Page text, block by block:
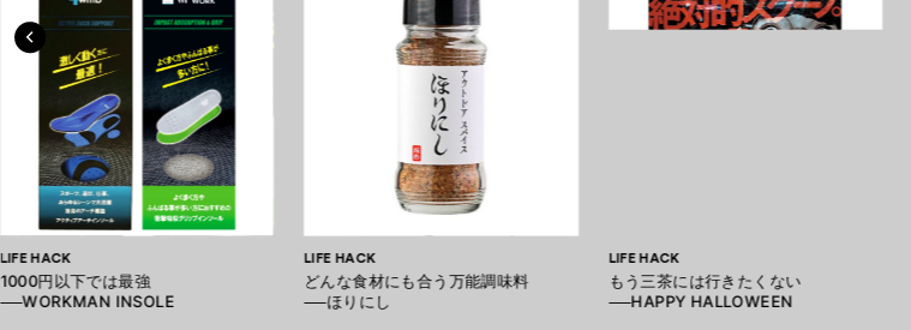
LIFE HACK
1000円以下では最強
──WORKMAN INSOLE
LIFE HACK
どんな食材にも合う万能調味料
──ほりにし
LIFE HACK
もう三茶には行きたくない
──HAPPY HALLOWEEN